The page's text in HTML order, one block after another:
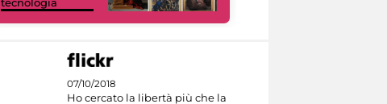
07/10/2018
Ho cercato la libertà più che la